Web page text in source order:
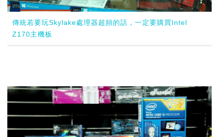
傳統若要玩Skylake處理器超頻的話，一定要購買Intel
Z170主機板